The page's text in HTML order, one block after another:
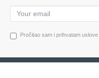
Pročitao sam i prihvatam uslove